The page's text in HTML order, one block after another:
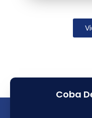
Coba